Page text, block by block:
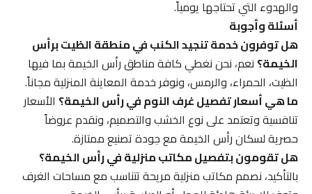
والهدوء التي تحتاجها يومياً.
أسئلة وأجوبة
هل توفرون خدمة تنجيد الكنب في منطقة الظيت برأس
الخيمة؟نعم، نحن نغطي كافة مناطق رأس الخيمة بما فيها
الظيت، الحمراء، والرمس، ونوفر خدمة المعاينة المنزلية مجاناً.
ما هي أسعار تفصيل غرف النوم في رأس الخيمة؟الأسعار
تنافسية وتعتمد على نوع الخشب والتصميم، ونقدم عروضاً
حصرية لسكان رأس الخيمة مع جودة تصنيع ممتازة.
هل تقومون بتفصيل مكاتب منزلية في رأس الخيمة؟
بالتأكيد، نصمم مكاتب منزلية مريحة تتناسب مع مساحات الغرف